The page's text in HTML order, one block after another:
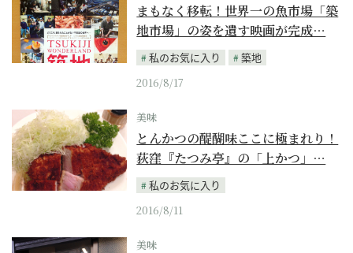
まもなく移転！世界一の魚市場「築
地市場」の姿を遺す映画が完成…
私のお気に入り
築地
2016/8/17
美味
とんかつの醍醐味ここに極まれり！
荻窪『たつみ亭』の「上かつ」…
私のお気に入り
2016/8/11
美味